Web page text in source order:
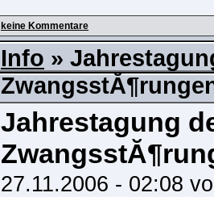
keine Kommentare
Info »
Jahrestagung der Schweizerischen Gesellschaft fĂĽr
27.11.2006 - 02:08